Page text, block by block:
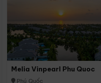
Melia Vinpearl Phu Quoc
Phú Quốc